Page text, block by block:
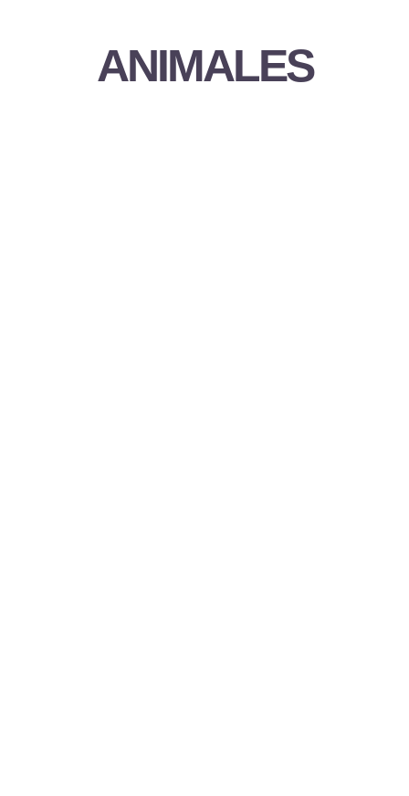
ANIMALES